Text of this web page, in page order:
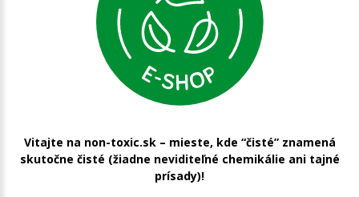
Vitajte na non-toxic.sk – mieste, kde “čisté” znamená
skutočne čisté (žiadne neviditeľné chemikálie ani tajné
prísady)!